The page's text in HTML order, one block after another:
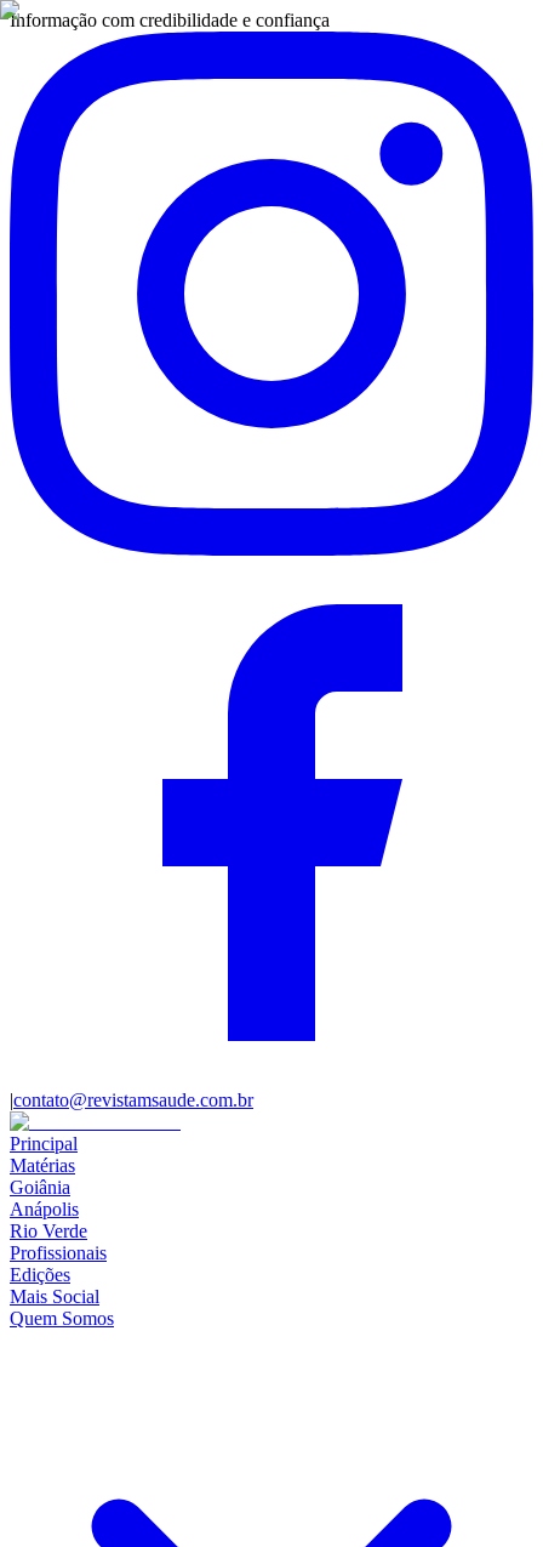
Informação com credibilidade e confiança
|contato@revistamsaude.com.br
Principal
Matérias
Goiânia
Anápolis
Rio Verde
Profissionais
Edições
Mais Social
Quem Somos